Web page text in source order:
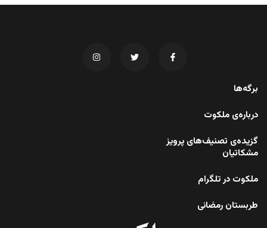
برگه‌ها
درباره‌ی ملکوت
گزیده‌ی تصنیف‌های پرویز
مشکاتیان
ملکوت در تلگرام
طربستان رمضانی